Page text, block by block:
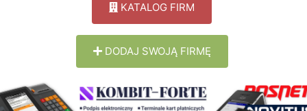
KATALOG FIRM
DODAJ SWOJĄ FIRMĘ